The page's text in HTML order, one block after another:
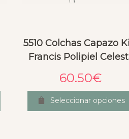
5510 Colchas Capazo
Francis Polipiel
60.50€
Seleccionar opciones